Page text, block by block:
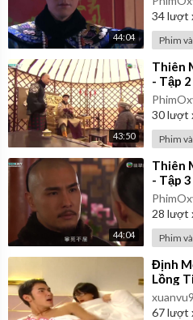
44:04
34lượt
Phim
43:50
⁣Thiên
- Tập
30lượt
Phim
44:04
⁣Thiên
- Tập
28 lượt
Phim
⁣Định
Lồng
67lượt